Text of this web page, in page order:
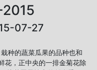
07-27
种的蔬菜瓜果的品种也和
花，正中央的一排金菊花除